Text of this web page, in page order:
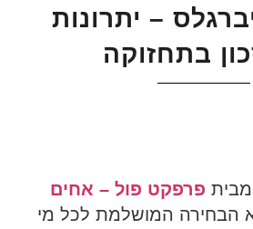
– יתרונות
בתחזוקה
מבית פרפקט פול – אחים
הבחירה המושלמת לכל מי